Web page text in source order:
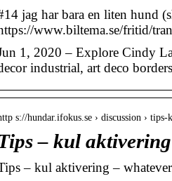
jag har bara en liten hund
www.biltema.se/fritid/
1, 2020 – Explore Cindy
industrial, art deco
s://hundar.ifokus.se › discussion ›
– kul
– kul aktivering –